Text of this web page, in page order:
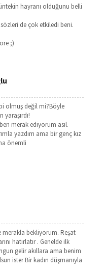
hayranı olduğunu belli
de çok etkiledi beni.
;)
olmuş değil mi?Böyle
merak ediyorum asıl.
yazdım ama bir genç kız
önemli
merakla bekliyorum. Reşat
hatırlatır . Genelde ilk
gelir akıllara ama benim
ister Bir kadın düşmanıyla